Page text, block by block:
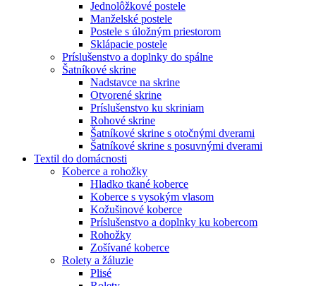
Jednolôžkové postele
Manželské postele
Postele s úložným priestorom
Sklápacie postele
Príslušenstvo a doplnky do spálne
Šatníkové skrine
Nadstavce na skrine
Otvorené skrine
Príslušenstvo ku skriniam
Rohové skrine
Šatníkové skrine s otočnými dverami
Šatníkové skrine s posuvnými dverami
Textil do domácnosti
Koberce a rohožky
Hladko tkané koberce
Koberce s vysokým vlasom
Kožušinové koberce
Príslušenstvo a doplnky ku kobercom
Rohožky
Zošívané koberce
Rolety a žáluzie
Plisé